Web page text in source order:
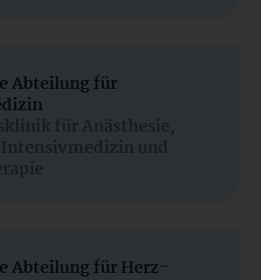
Abteilung für
für Anästhesie,
und
Abteilung für Herz-